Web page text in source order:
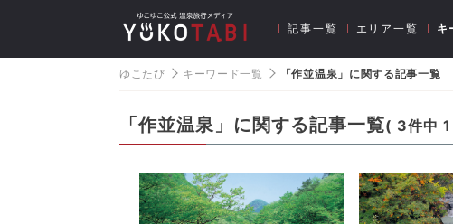
記事一覧 エリア一覧 キ
ゆこたび キーワード一覧 「作並温泉」に関する記事一覧
「作並温泉」に関する記事一覧( 3件中 1